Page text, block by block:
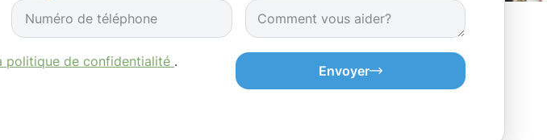
politique de confidentialité .
Envoyer